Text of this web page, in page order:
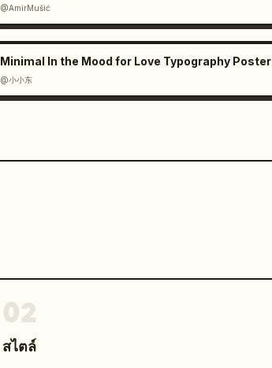
@AmirMušić
Minimal In the Mood for Love Typography Poster
@小小东
สไตล์